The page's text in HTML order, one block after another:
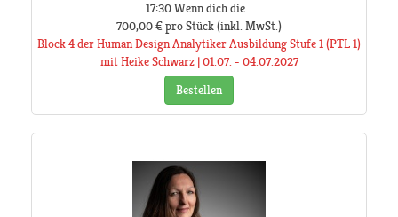
17:30 Wenn dich die...
700,00 €pro Stück(inkl. MwSt.)
Block 4 der Human Design Analytiker Ausbildung Stufe 1 (PTL 1)
mit Heike Schwarz | 01.07. - 04.07.2027
Bestellen